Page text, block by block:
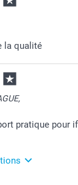
la qualité
pratique pour